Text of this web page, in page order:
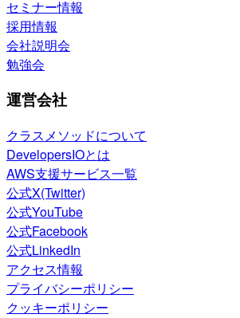
セミナー情報
採用情報
会社説明会
勉強会
運営会社
クラスメソッドについて
DevelopersIOとは
AWS支援サービス一覧
公式X(Twitter)
公式YouTube
公式Facebook
公式LinkedIn
アクセス情報
プライバシーポリシー
クッキーポリシー